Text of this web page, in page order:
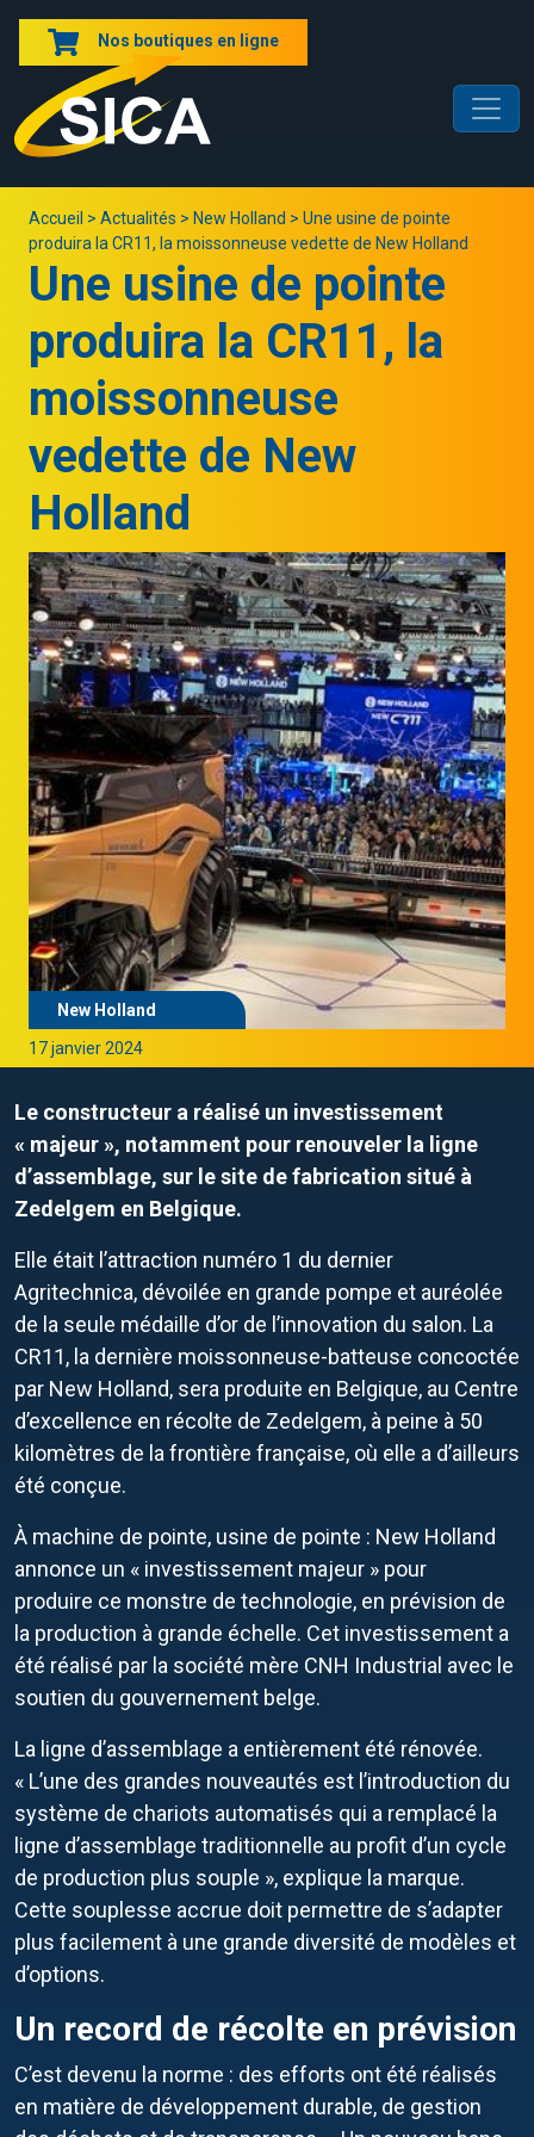
Nos boutiques en ligne
Accueil > Actualités > New Holland > Une usine de pointe
produira la CR11, la moissonneuse vedette de New Holland
Une usine de pointe
produira la CR11, la
moissonneuse
vedette de New
Holland
New Holland
17 janvier 2024
Le constructeur a réalisé un investissement
« majeur », notamment pour renouveler la ligne
d’assemblage, sur le site de fabrication situé à
Zedelgem en Belgique.
Elle était l’attraction numéro 1 du dernier
Agritechnica, dévoilée en grande pompe et auréolée
de la seule médaille d’or de l’innovation du salon. La
CR11, la dernière moissonneuse-batteuse concoctée
par New Holland, sera produite en Belgique, au Centre
d’excellence en récolte de Zedelgem, à peine à 50
kilomètres de la frontière française, où elle a d’ailleurs
été conçue.
À machine de pointe, usine de pointe : New Holland
annonce un « investissement majeur » pour
produire ce monstre de technologie, en prévision de
la production à grande échelle. Cet investissement a
été réalisé par la société mère CNH Industrial avec le
soutien du gouvernement belge.
La ligne d’assemblage a entièrement été rénovée.
« L’une des grandes nouveautés est l’introduction du
système de chariots automatisés qui a remplacé la
ligne d’assemblage traditionnelle au profit d’un cycle
de production plus souple », explique la marque.
Cette souplesse accrue doit permettre de s’adapter
plus facilement à une grande diversité de modèles et
d’options.
Un record de récolte en prévision
C’est devenu la norme : des efforts ont été réalisés
en matière de développement durable, de gestion